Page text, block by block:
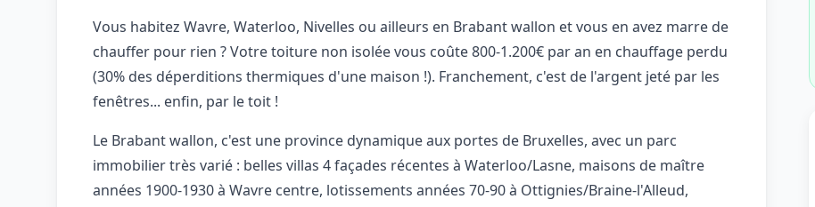
Vous habitez Wavre, Waterloo, Nivelles ou ailleurs en Brabant wallon et vous en avez marre de
chauffer pour rien ? Votre toiture non isolée vous coûte 800-1.200€ par an en chauffage perdu
(30% des déperditions thermiques d'une maison !). Franchement, c'est de l'argent jeté par les
fenêtres... enfin, par le toit !
Le Brabant wallon, c'est une province dynamique aux portes de Bruxelles, avec un parc
immobilier très varié : belles villas 4 façades récentes à Waterloo/Lasne, maisons de maître
années 1900-1930 à Wavre centre, lotissements années 70-90 à Ottignies/Braine-l'Alleud,